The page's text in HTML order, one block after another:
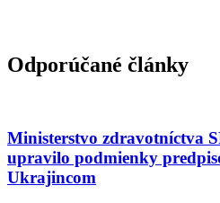
Odporúčané články
Ministerstvo zdravotníctva
upravilo podmienky
Ukrajincom